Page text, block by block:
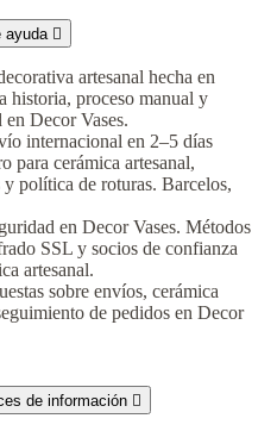
ayuda 
artesanal hecha en
historia, proceso manual y
Decor Vases.
internacional en 2–5 días
para cerámica artesanal,
política de roturas. Barcelos,
en Decor Vases. Métodos
SSL y socios de confianza
artesanal.
sobre envíos, cerámica
de pedidos en Decor
de información 